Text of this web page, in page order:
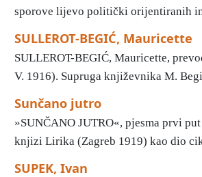
sporove lijevo politički orijentiranih
SULLEROT-BEGIĆ, Mauricette
SULLEROT-BEGIĆ, Mauricette,
V. 1916). Supruga književnika M.
Sunčano jutro
»SUNČANO JUTRO«, pjesma prvi
knjizi Lirika (Zagreb 1919) kao dio
SUPEK, Ivan